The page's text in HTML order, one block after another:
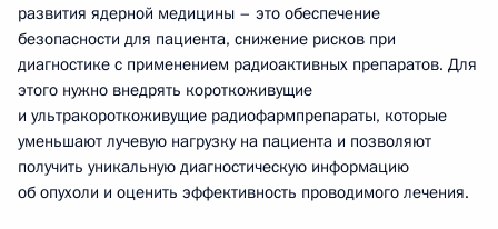
развития ядерной медицины – это обеспечение
безопасности для пациента, снижение рисков при
диагностике с применением радиоактивных препаратов. Для
этого нужно внедрять короткоживущие
и ультракороткоживущие радиофармпрепараты, которые
уменьшают лучевую нагрузку на пациента и позволяют
получить уникальную диагностическую информацию
об опухоли и оценить эффективность проводимого лечения.